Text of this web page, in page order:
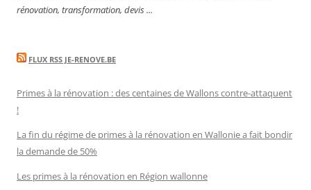
rénovation, transformation, devis ...
FLUX RSS JE-RENOVE.BE
Primes à la rénovation : des centaines de Wallons contre-attaquent
!
La fin du régime de primes à la rénovation en Wallonie a fait bondir
la demande de 50%
Les primes à la rénovation en Région wallonne